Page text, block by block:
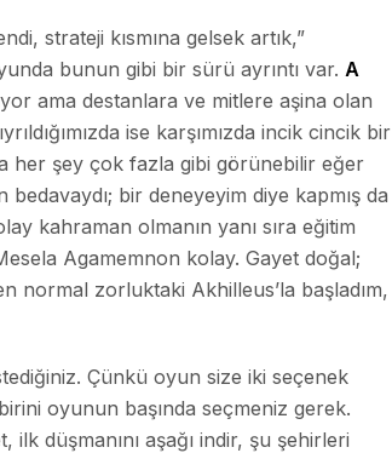
strateji kısmına gelsek artık,”
bunun gibi bir sürü ayrıntı var. A
ama destanlara ve mitlere aşina olan
ise karşımızda incik cincik bir
her şey çok fazla gibi görünebilir eğer
bir deneyeyim diye kapmış da
kahraman olmanın yanı sıra eğitim
Agamemnon kolay. Gayet doğal;
normal zorluktaki Akhilleus’la başladım,
Çünkü oyun size iki seçenek
oyunun başında seçmeniz gerek.
düşmanını aşağı indir, şu şehirleri